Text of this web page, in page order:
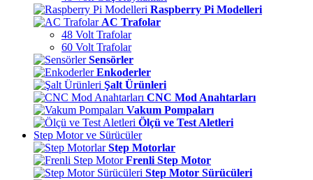
Raspberry Pi Modelleri
AC Trafolar
48 Volt Trafolar
60 Volt Trafolar
Sensörler
Enkoderler
Şalt Ürünleri
CNC Mod Anahtarları
Vakum Pompaları
Ölçü ve Test Aletleri
Step Motor ve Sürücüler
Step Motorlar
Frenli Step Motor
Step Motor Sürücüleri